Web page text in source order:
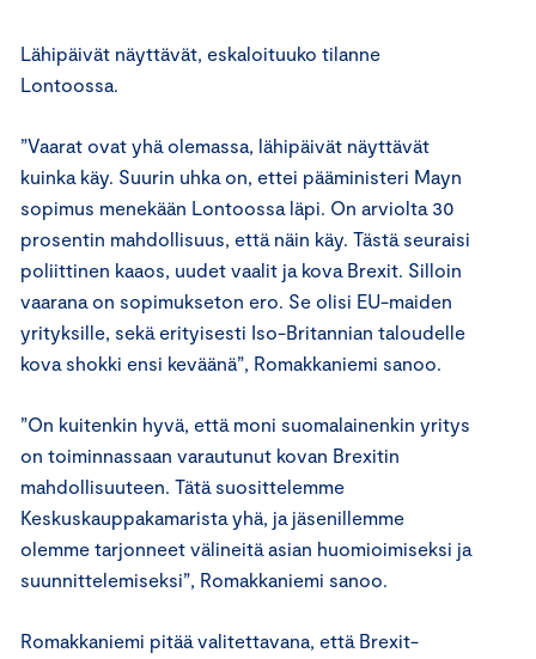
Lähipäivät näyttävät, eskaloituuko tilanne
Lontoossa.
”Vaarat ovat yhä olemassa, lähipäivät näyttävät
kuinka käy. Suurin uhka on, ettei pääministeri Mayn
sopimus menekään Lontoossa läpi. On arviolta 30
prosentin mahdollisuus, että näin käy. Tästä seuraisi
poliittinen kaaos, uudet vaalit ja kova Brexit. Silloin
vaarana on sopimukseton ero. Se olisi EU-maiden
yrityksille, sekä erityisesti Iso-Britannian taloudelle
kova shokki ensi keväänä”, Romakkaniemi sanoo.
”On kuitenkin hyvä, että moni suomalainenkin yritys
on toiminnassaan varautunut kovan Brexitin
mahdollisuuteen. Tätä suosittelemme
Keskuskauppakamarista yhä, ja jäsenillemme
olemme tarjonneet välineitä asian huomioimiseksi ja
suunnittelemiseksi”, Romakkaniemi sanoo.
Romakkaniemi pitää valitettavana, että Brexit-